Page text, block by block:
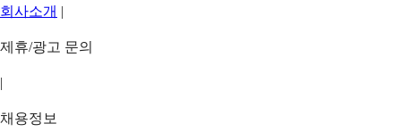
회사소개 |
제휴/광고 문의
|
채용정보